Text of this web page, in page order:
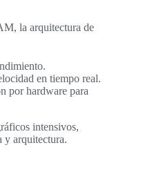
la arquitectura de
en tiempo real.
por hardware para
intensivos,
y arquitectura.